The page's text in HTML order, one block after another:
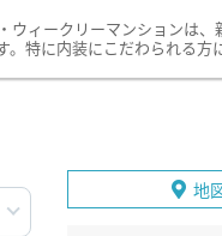
ィークリーマンションは、
特に内装にこだわられる方
地